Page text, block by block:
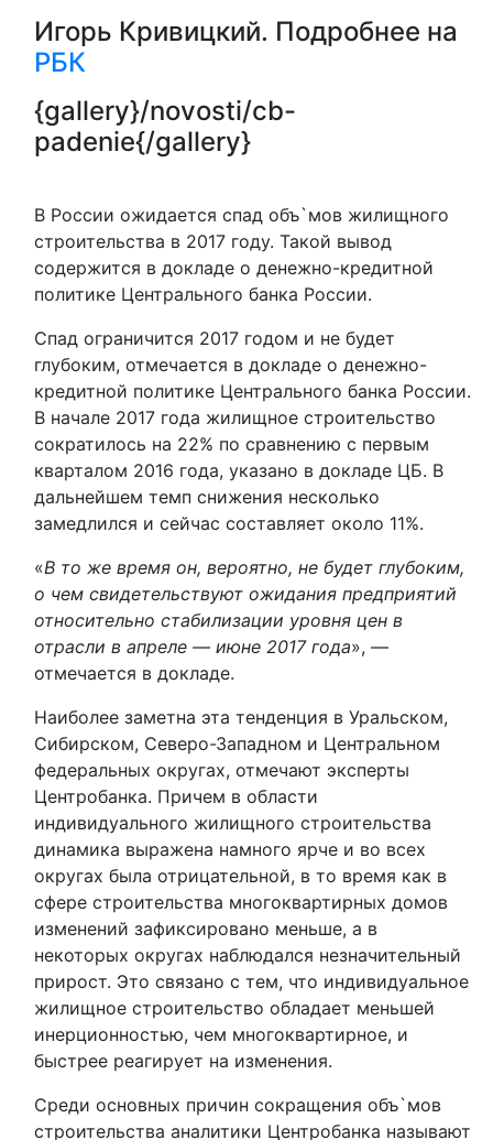
Игорь Кривицкий. Подробнее на
РБК
{gallery}/novosti/cb-
padenie{/gallery}
В России ожидается спад объ`мов жилищного
строительства в 2017 году. Такой вывод
содержится в докладе о денежно-кредитной
политике Центрального банка России.
Спад ограничится 2017 годом и не будет
глубоким, отмечается в докладе о денежно-
кредитной политике Центрального банка России.
В начале 2017 года жилищное строительство
сократилось на 22% по сравнению с первым
кварталом 2016 года, указано в докладе ЦБ. В
дальнейшем темп снижения несколько
замедлился и сейчас составляет около 11%.
«В то же время он, вероятно, не будет глубоким,
о чем свидетельствуют ожидания предприятий
относительно стабилизации уровня цен в
отрасли в апреле — июне 2017 года», —
отмечается в докладе.
Наиболее заметна эта тенденция в Уральском,
Сибирском, Северо-Западном и Центральном
федеральных округах, отмечают эксперты
Центробанка. Причем в области
индивидуального жилищного строительства
динамика выражена намного ярче и во всех
округах была отрицательной, в то время как в
сфере строительства многоквартирных домов
изменений зафиксировано меньше, а в
некоторых округах наблюдался незначительный
прирост. Это связано с тем, что индивидуальное
жилищное строительство обладает меньшей
инерционностью, чем многоквартирное, и
быстрее реагирует на изменения.
Среди основных причин сокращения объ`мов
строительства аналитики Центробанка называют